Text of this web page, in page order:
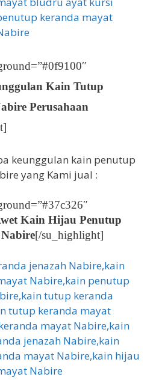
Kain Tutup
Perusahaan
keunggulan kain penutup
yang Kami jual :
Kain Hijau Penutup
[/su_highlight]